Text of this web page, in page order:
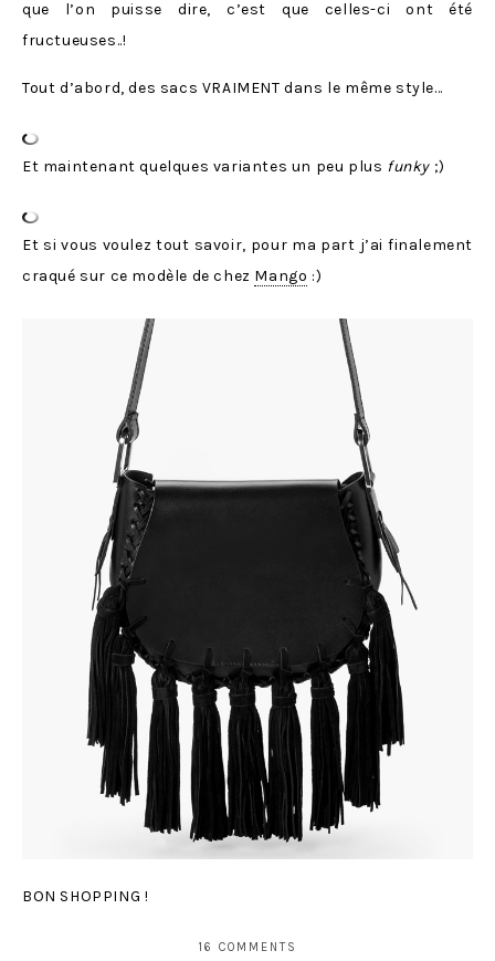
que l’on puisse dire, c’est que celles-ci ont été
fructueuses..!
Tout d’abord, des sacs VRAIMENT dans le même style…
Et maintenant quelques variantes un peu plus funky ;)
Et si vous voulez tout savoir, pour ma part j’ai finalement
craqué sur ce modèle de chez Mango :)
BON SHOPPING !
16 COMMENTS